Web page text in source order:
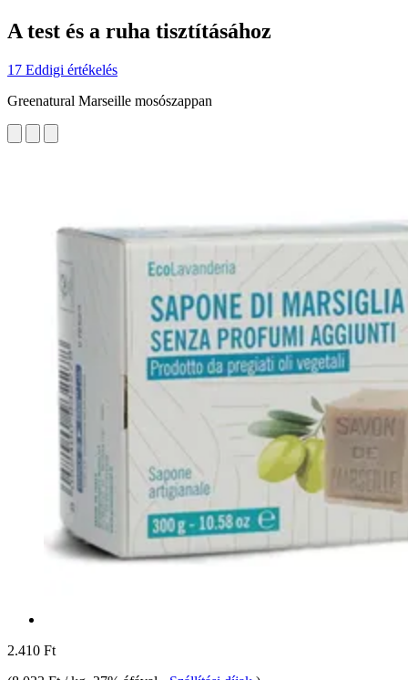
A test és a ruha tisztításához
17 Eddigi értékelés
Greenatural Marseille mosószappan
2.410 Ft